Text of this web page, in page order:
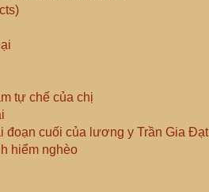
tự chế của chị
đoạn cuối của lương y Trần Gia Đạt
hiểm nghèo